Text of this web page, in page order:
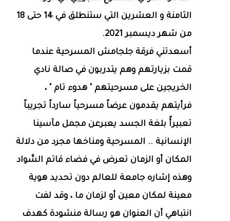
الثامنة و العشرين التي ستنطلق في 14 حتى 18
من شهر ديسمبر 2021.
أسعدتني فرقة جلجامش المسرحية عندما
قمت بزيارتهم وهم يتدربون في صالة نادي
الخريجين على مسرحيتهم " هدوء تام " ،
فرأيتهم يقدمون عرضاً مسرحياً سارداً تجريباً
تعبيرأً بلغة الجسد يعبرعن مجمل مآسينا
الإنسانية .. المسرحية ومناخها مجرد من دلالة
المكان أو الزمان تعرض في فضاء قاتم السَّواد
وهذه إشاره جامعة للعالم دون تحديد هوية
معينة لمكان معين أو لزمان ما ، وقد لفت
انتباهي أن العنوان هو رسالة منشودة كهدف